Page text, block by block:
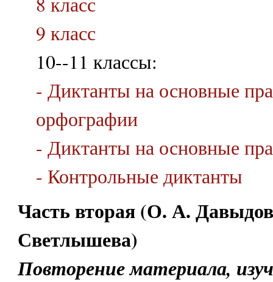
9 класс
10--11 классы:
- Диктанты на основные
орфографии
- Диктанты на основные
- Контрольные диктанты
Часть вторая (О. А.
Светлышева)
Повторение материала,